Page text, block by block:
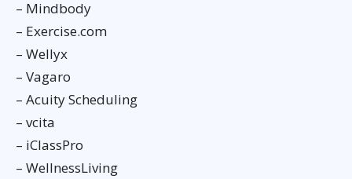
– Mindbody
– Exercise.com
– Wellyx
– Vagaro
– Acuity Scheduling
– vcita
– iClassPro
– WellnessLiving